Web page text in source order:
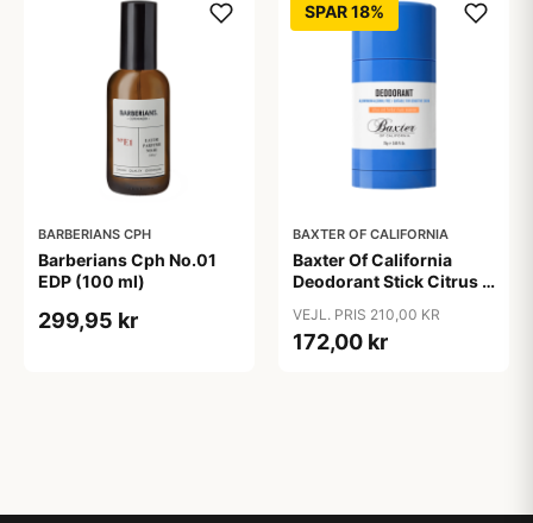
BARBERIANS CPH
Barberians Cph No.01
EDP (100 ml)
299,95 kr
SPAR 18%
BAXTER OF CALIFORNIA
Baxter Of California
Deodorant Stick Citrus &
VEJL. PRIS 210,00 KR
172,00 kr